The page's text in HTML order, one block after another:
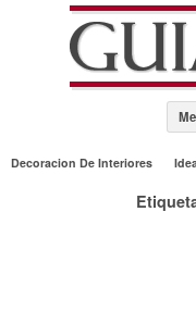
Decoracion De Interiores